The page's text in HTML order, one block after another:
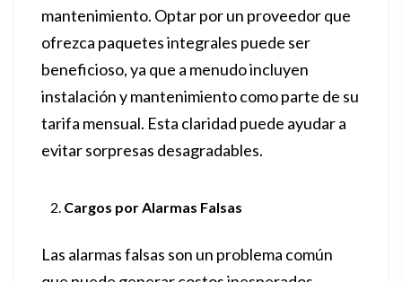
mantenimiento. Optar por un proveedor que
ofrezca paquetes integrales puede ser
beneficioso, ya que a menudo incluyen
instalación y mantenimiento como parte de su
tarifa mensual. Esta claridad puede ayudar a
evitar sorpresas desagradables.
Cargos por Alarmas Falsas
Las alarmas falsas son un problema común